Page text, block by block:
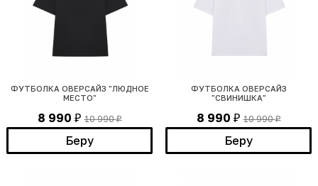
ФУТБОЛКА ОВЕРСАЙЗ "ЛЮДНОЕ
МЕСТО"
8 990 ₽ 10 990₽
Беру
ФУТБОЛКА ОВЕРСАЙЗ
"СВИНИШКА"
8 990 ₽ 10 990₽
Беру